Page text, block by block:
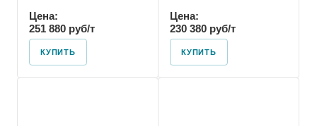
Цена:
251 880 руб/т
КУПИТЬ
Цена:
230 380 руб/т
КУПИТЬ